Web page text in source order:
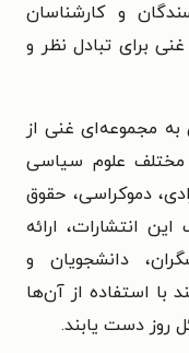
و کارشناسان
برای تبادل نظر و
به مجموعه‌ای غنی از
مختلف علوم سیاسی
دموکراسی، حقوق
انتشارات، ارائه
دانشجویان و
با استفاده از آن‌ها
روز دست یابند.